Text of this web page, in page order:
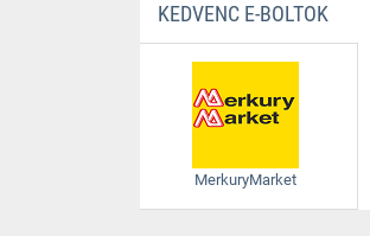
KEDVENC E-BOLTOK
MerkuryMarket